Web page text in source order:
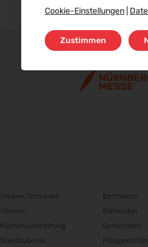
Theken/Schränke
Vitrinen
Küchenausstattung
Standzubehör
Bartheken
Kühlmöbel
Garderoben
Cookie-Einstellungen
Zustimmen